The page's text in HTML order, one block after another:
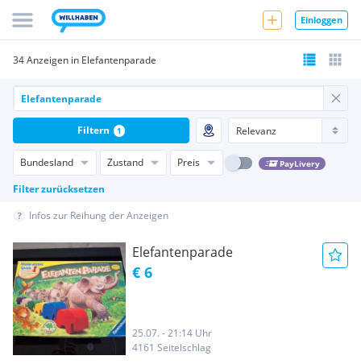
Einloggen
34 Anzeigen in Elefantenparade
Bundesland Zustand Preis PayLivery
Filter zurücksetzen
Filtern 1
Infos zur Reihung der Anzeigen
Elefantenparade
€ 6
25.07. - 21:14 Uhr
4161 Seitelschlag